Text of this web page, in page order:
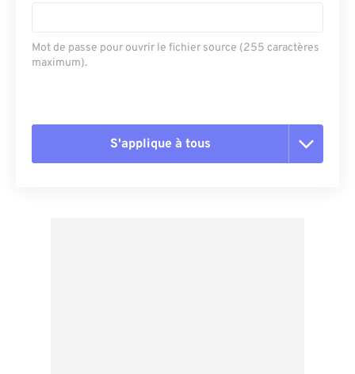
Mot de passe pour ouvrir le fichier source (255 caractères
maximum).
S'applique à tous